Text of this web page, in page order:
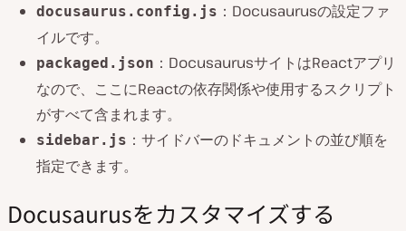
docusaurus.config.js ：Docusaurusの設定ファ
イルです。
packaged.json ：DocusaurusサイトはReactアプリ
なので、ここにReactの依存関係や使用するスクリプト
がすべて含まれます。
sidebar.js ：サイドバーのドキュメントの並び順を
指定できます。
Docusaurusをカスタマイズする